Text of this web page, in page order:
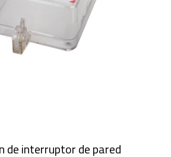
de interruptor de pared